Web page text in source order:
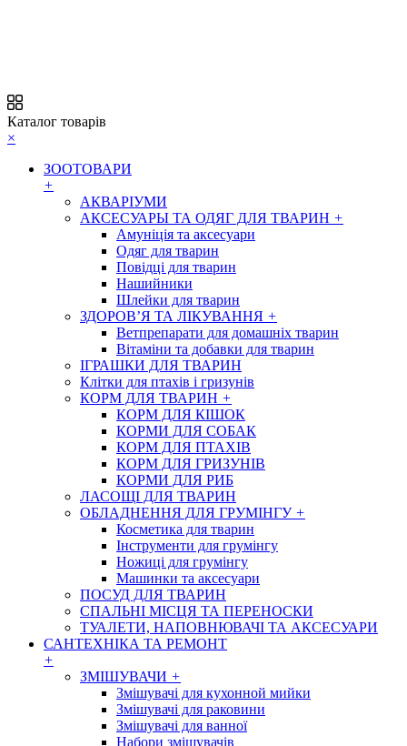
Каталог товарів
×
ЗООТОВАРИ
+
АКВАРІУМИ
АКСЕСУАРЫ ТА ОДЯГ ДЛЯ ТВАРИН +
Амуніція та аксесуари
Одяг для тварин
Повідці для тварин
Нашийники
Шлейки для тварин
ЗДОРОВ’Я ТА ЛІКУВАННЯ +
Ветпрепарати для домашніх тварин
Вітаміни та добавки для тварин
ІГРАШКИ ДЛЯ ТВАРИН
Клітки для птахів і гризунів
КОРМ ДЛЯ ТВАРИН +
КОРМ ДЛЯ КІШОК
КОРМИ ДЛЯ СОБАК
КОРМ ДЛЯ ПТАХІВ
КОРМ ДЛЯ ГРИЗУНІВ
КОРМИ ДЛЯ РИБ
ЛАСОЩІ ДЛЯ ТВАРИН
ОБЛАДНЕННЯ ДЛЯ ГРУМІНГУ +
Косметика для тварин
Інструменти для грумінгу
Ножиці для грумінгу
Машинки та аксесуари
ПОСУД ДЛЯ ТВАРИН
СПАЛЬНІ МІСЦЯ ТА ПЕРЕНОСКИ
ТУАЛЕТИ, НАПОВНЮВАЧІ ТА АКСЕСУАРИ
САНТЕХНІКА ТА РЕМОНТ
+
ЗМІШУВАЧИ +
Змішувачі для кухонной мийки
Змішувачі для раковини
Змішувачі для ванної
Набори змішувачів